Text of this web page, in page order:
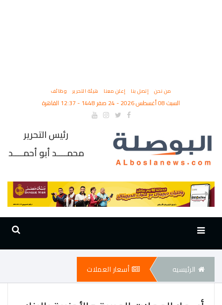
من نحن إتصل بنا إعلن معنا هيئة التحرير وظائف
السبت 08 أغسطس 2026 - 24 صفر 1448 - 12:37 القاهرة
رئيس التحرير
محمــــد أبو أحمــــد
الرئيسيه أسعار العملات